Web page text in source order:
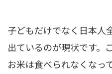
子どもだけでなく日本人
出ているのが現状です。
お米は食べられなくなっ